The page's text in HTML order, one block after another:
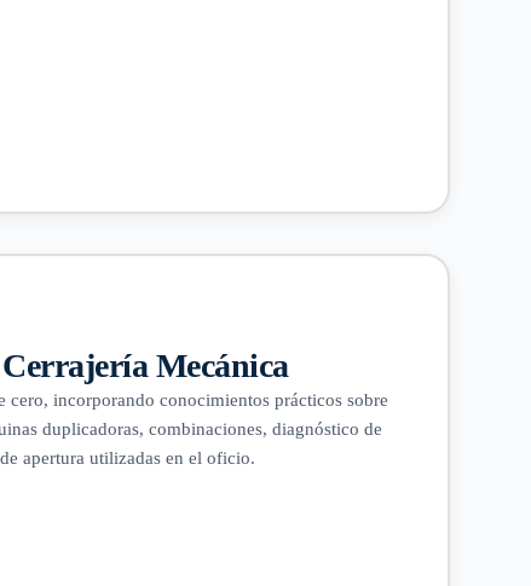
Mecánica
cero, incorporando conocimientos prácticos sobre
duplicadoras, combinaciones, diagnóstico de
apertura utilizadas en el oficio.